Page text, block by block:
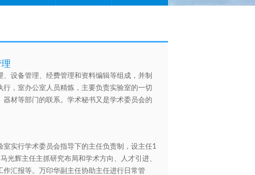
设备管理、经费管理和资料编辑等组成，并制
，室办公室人员精炼，主要负责实验室的一切
材等部门的联系。学术秘书又是学术委员会的
实行学术委员会指导下的主任负责制，设主任1
光辉主任主抓研究布局和学术方向、人才引进、
汇报等。万印华副主任协助主任进行日常管